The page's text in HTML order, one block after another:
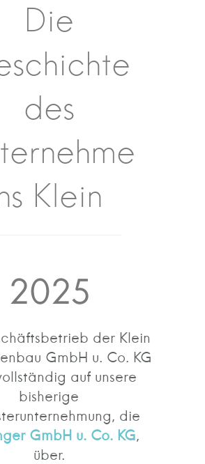
Die
des
Klein
2025
der Klein
GmbH u. Co. KG
auf unsere
bisherige
die
GmbH u. Co. KG,
über.